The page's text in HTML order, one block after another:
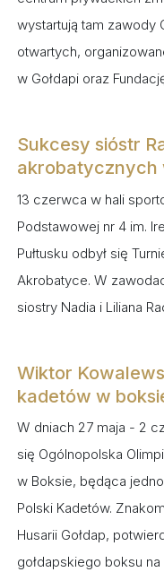
wystartują tam zawody
otwartych,
w Gołdapi oraz
Sukcesy sióstr
akrobatycznych
13 czerwca w hali
Podstawowej nr 4 im.
Pułtusku odbył się
Akrobatyce. W
siostry Nadia i Liliana
Wiktor
kadetów w
W dniach 27 maja - 2
się Ogólnopolska
w Boksie, będąca
Polski Kadetów.
Husarii Gołdap,
gołdapskiego boksu